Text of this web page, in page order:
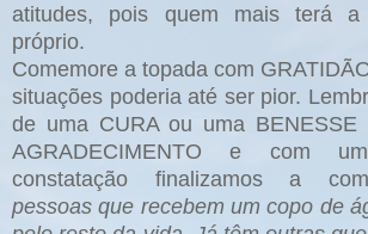
atitudes, pois quem mais terá
próprio.
Comemore a topada com
situações poderia até ser pior.
de uma CURA ou uma BENESSE
AGRADECIMENTO e com
constatação finalizamos a
pessoas que recebem um copo de